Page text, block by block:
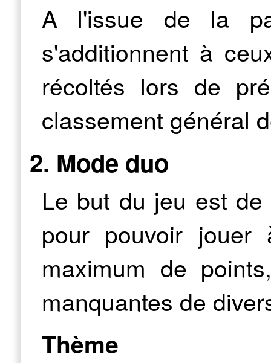
A l'issue de la
s'additionnent à
récoltés lors de
classement général
2. Mode duo
Le but du jeu est
pour pouvoir
maximum de
manquantes de
Thème